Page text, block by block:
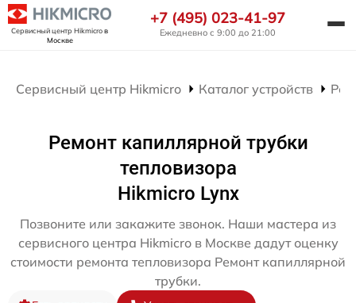
Сервисный центр Hikmicroв
Москве
+7 (495) 023-41-97
Ежедневно с 9:00 до 21:00
Сервисный центр Hikmicro Каталог устройств
Ремонт капиллярной трубки
тепловизора
Hikmicro Lynx
Позвоните или закажите звонок. Наши мастера из
сервисного центра Hikmicro в Москве дадут оценку
стоимости ремонта тепловизора Ремонт капиллярной
трубки.